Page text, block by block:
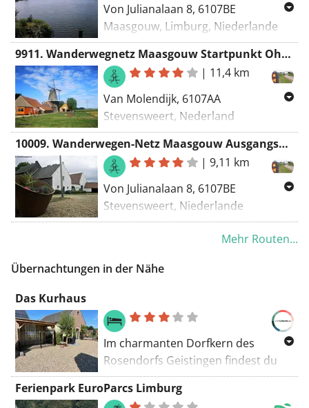
Von Julianalaan 8, 6107BE
Maasgouw, Limburg, Niederlande
Nach Julianalaan 8, 6107BE
Maasgouw, Limburg, Niederlande
Wanderrouting - Knotenpunkte,
Manuell, Kürzeste - OSM
9911. Wanderwegnetz Maasgouw Startpunkt Ohe und Laak die Hompesche Molen
| 11,4 km
Van Molendijk, 6107AA
Stevensweert, Nederland
Naar Molendijk, 6107AA
Stevensweert, Nederland
Routing kürzeste - OSM, manuell, zu
Fuß - Knotenpunkte, Wandern -
kürzeste
10009. Wanderwegen-Netz Maasgouw Ausgangspunkt Stevensweert Parkplatz Sportlaan
|9,11 km
Von Julianalaan 8, 6107BE
Stevensweert, Niederlande
Nach Julianalaan 8, 6107BE
Stevensweert, Niederlande
Routing Kürzeste - OSM, Manuell
Mehr Routen...
Übernachtungen in der Nähe
Das Kurhaus
Im charmanten Dorfkern des
Rosendorfs Geistingen findest du
das luxuriöse und bis ins kleinste
Detail ausgearbeitete 5-Sterne-
Ferienpark EuroParcs Limburg